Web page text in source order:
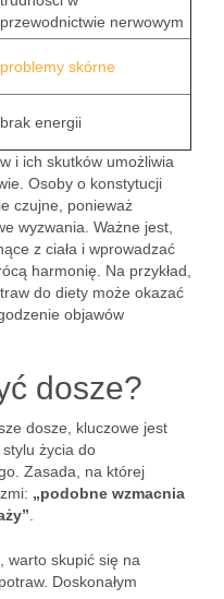
przewodnictwie nerwowym
problemy skórne
brak energii
i ich skutków umożliwia
Osoby o konstytucji
czujne, ponieważ
wyzwania. Ważne jest,
z ciała i wprowadzać
harmonię. Na przykład,
do diety może okazać
objawów
dosze?
dosze, kluczowe jest
życia do
Zasada, na której
„podobne wzmacnia
warto skupić się na
Doskonałym